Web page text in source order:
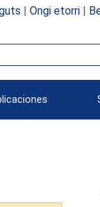
| Ongi etorri|